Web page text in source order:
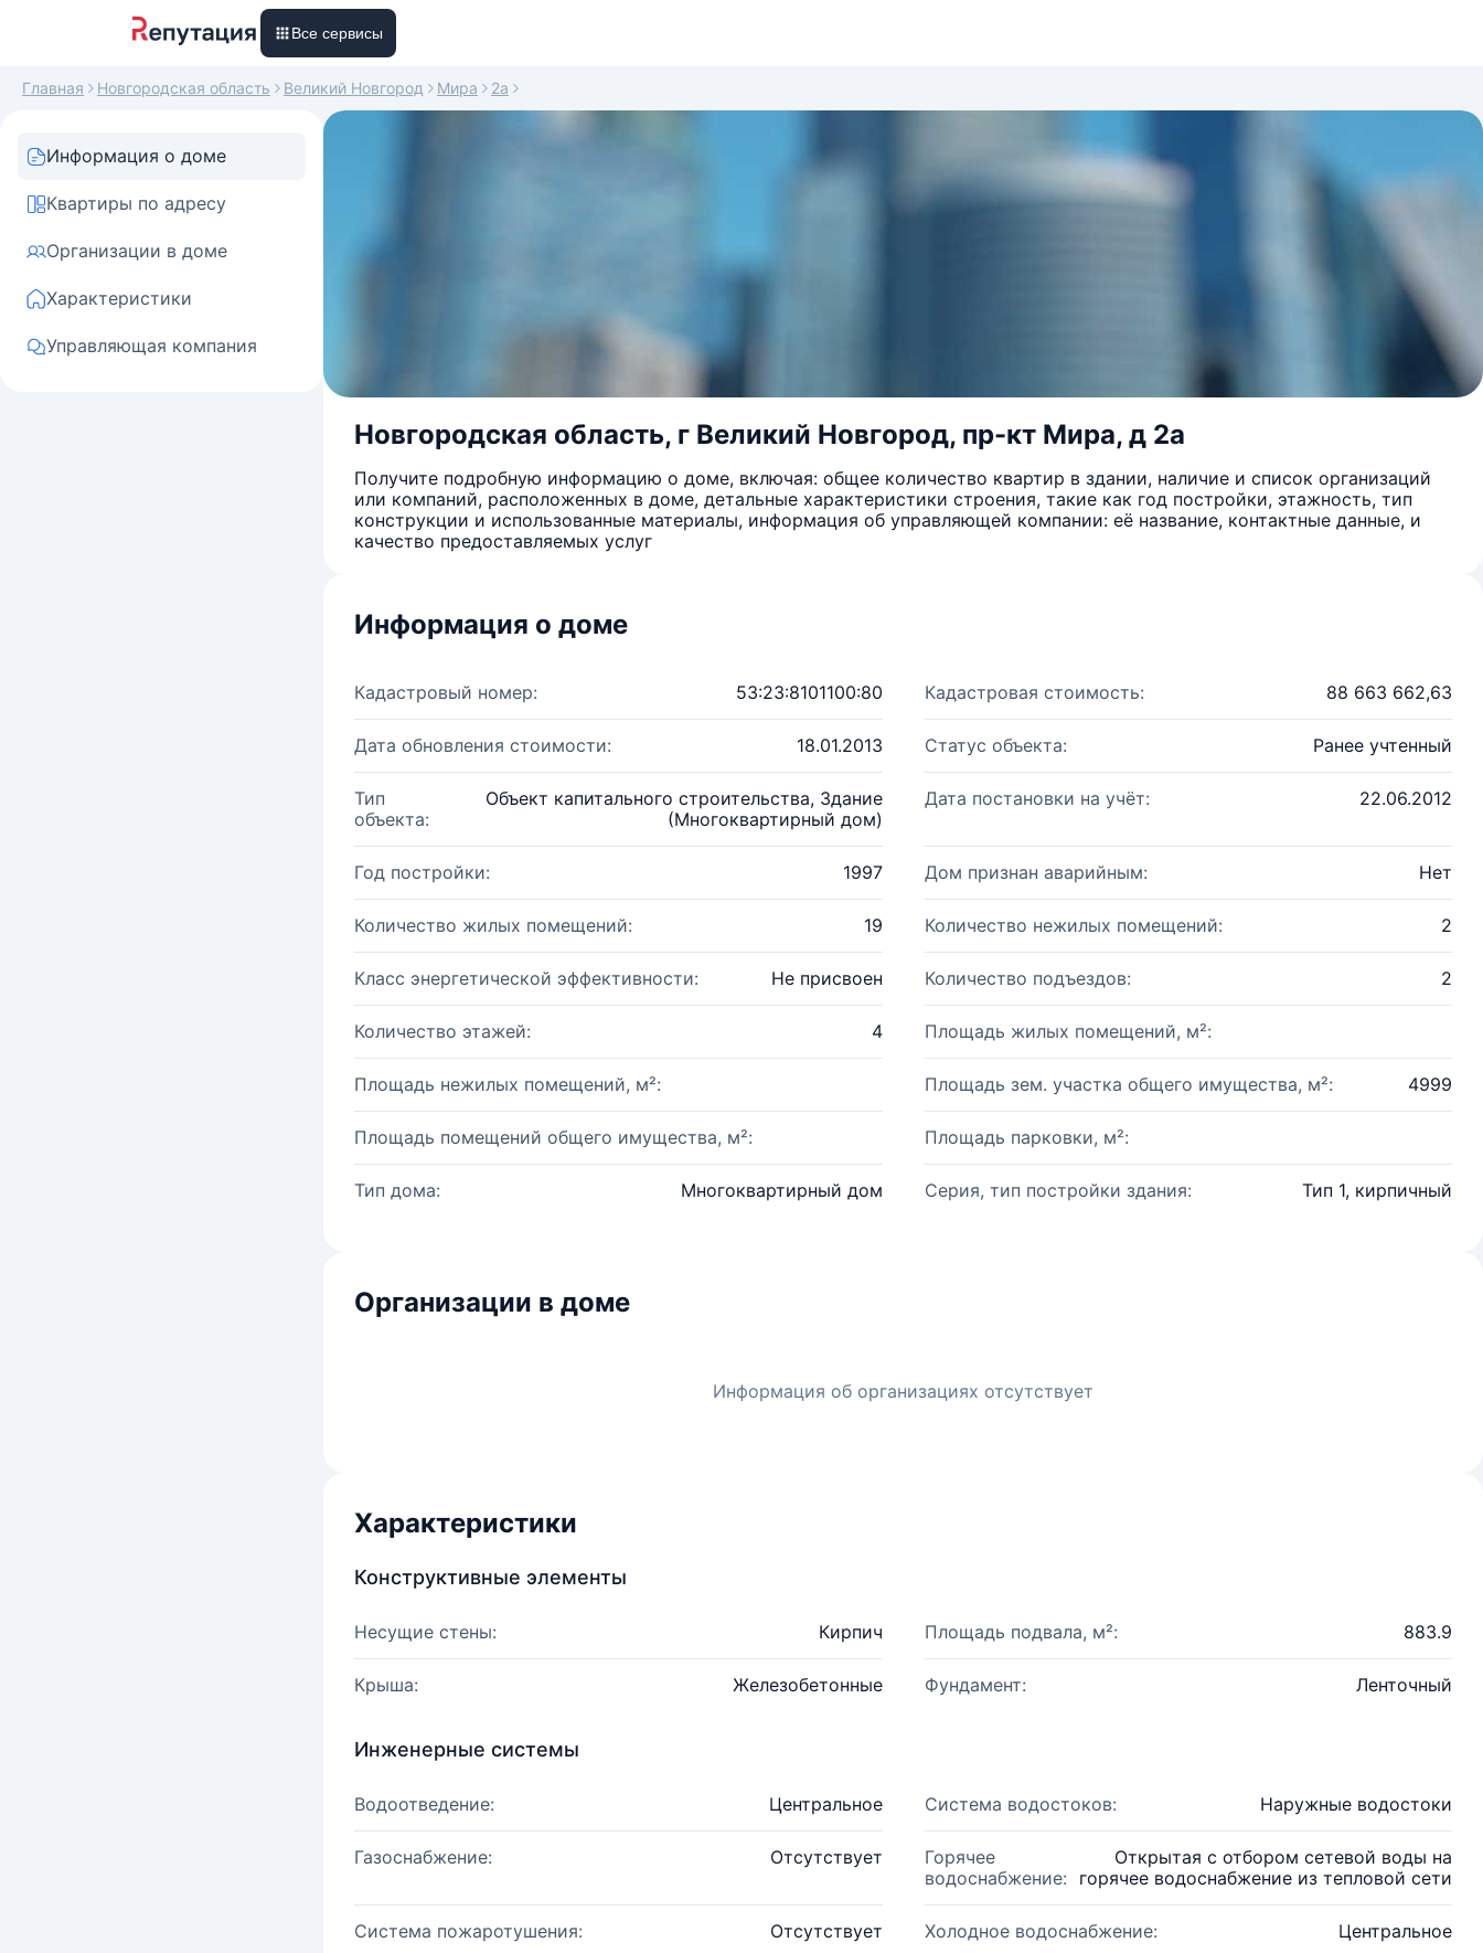
Все сервисы
Главная Новгородская область Великий Новгород Мира 2а
Информация о доме
Квартиры по адресу
Организации в доме
Характеристики
Управляющая компания
Новгородская область, г Великий Новгород, пр-кт Мира, д 2а
Получите подробную информацию о доме, включая: общее количество квартир в здании, наличие и список организаций
или компаний, расположенных в доме, детальные характеристики строения, такие как год постройки, этажность, тип
конструкции и использованные материалы, информация об управляющей компании: её название, контактные данные, и
качество предоставляемых услуг
Информация о доме
Кадастровый номер: 53:23:8101100:80 Кадастровая стоимость: 88 663 662,63
Дата обновления стоимости: 18.01.2013 Статус объекта: Ранее учтенный
Тип
объекта:
Объект капитального строительства, Здание
(Многоквартирный дом)
Дата постановки на учёт: 22.06.2012
Год постройки: 1997 Дом признан аварийным: Нет
Количество жилых помещений: 19 Количество нежилых помещений: 2
Класс энергетической эффективности: Не присвоен Количество подъездов: 2
Количество этажей: 4 Площадь жилых помещений, м²:
Площадь нежилых помещений, м²: Площадь зем. участка общего имущества, м²: 4999
Площадь помещений общего имущества, м²: Площадь парковки, м²:
Тип дома: Многоквартирный дом Серия, тип постройки здания: Тип 1, кирпичный
Организации в доме
Информация об организациях отсутствует
Характеристики
Конструктивные элементы
Несущие стены: Кирпич Площадь подвала, м²: 883.9
Крыша: Железобетонные Фундамент: Ленточный
Инженерные системы
Водоотведение: Центральное Система водостоков: Наружные водостоки
Газоснабжение: Отсутствует
Горячее
водоснабжение:
Открытая с отбором сетевой воды на
горячее водоснабжение из тепловой сети
Система пожаротушения: Отсутствует Холодное водоснабжение: Центральное